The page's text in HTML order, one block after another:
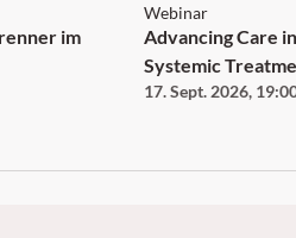
im
Webinar
Advancing Care
Systemic
17. Sept. 2026,